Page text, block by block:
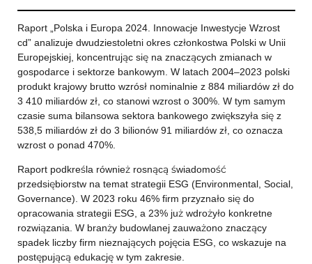
Raport „Polska i Europa 2024. Innowacje Inwestycje Wzrost
cd” analizuje dwudziestoletni okres członkostwa Polski w Unii
Europejskiej, koncentrując się na znaczących zmianach w
gospodarce i sektorze bankowym. W latach 2004–2023 polski
produkt krajowy brutto wzrósł nominalnie z 884 miliardów zł do
3 410 miliardów zł, co stanowi wzrost o 300%. W tym samym
czasie suma bilansowa sektora bankowego zwiększyła się z
538,5 miliardów zł do 3 bilionów 91 miliardów zł, co oznacza
wzrost o ponad 470%.
Raport podkreśla również rosnącą świadomość
przedsiębiorstw na temat strategii ESG (Environmental, Social,
Governance). W 2023 roku 46% firm przyznało się do
opracowania strategii ESG, a 23% już wdrożyło konkretne
rozwiązania. W branży budowlanej zauważono znaczący
spadek liczby firm nieznających pojęcia ESG, co wskazuje na
postępującą edukację w tym zakresie.